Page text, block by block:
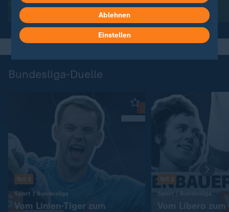
Video
S04
Bundesliga-Duelle
Teil 1
Sport | Bundesliga
Vom Linien-Tiger zum
Teil 2
Sport | Bundesliga
Vom Libero
Ablehnen
Einstellen